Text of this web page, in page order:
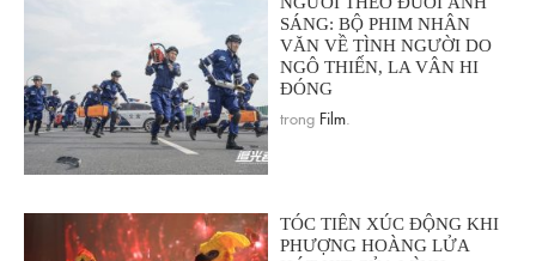
SÁNG: BỘ PHIM NHÂN
VĂN VỀ TÌNH NGƯỜI DO
NGÔ THIẾN, LA VÂN HI
ĐÓNG
trong Film
TÓC TIÊN XÚC ĐỘNG KHI
PHƯỢNG HOÀNG LỬA